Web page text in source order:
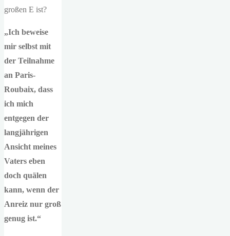
großen E ist?
„Ich beweise
mir selbst mit
der Teilnahme
an Paris-
Roubaix, dass
ich mich
entgegen der
langjährigen
Ansicht meines
Vaters eben
doch quälen
kann, wenn der
Anreiz nur groß
genug ist.“